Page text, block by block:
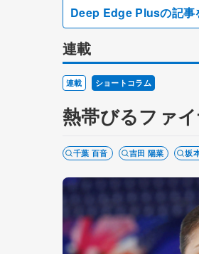
Deep Edge Plusの記事
連載
連載 ショートコラム
熱帯びるファ
千葉 百音 吉田 陽菜 坂